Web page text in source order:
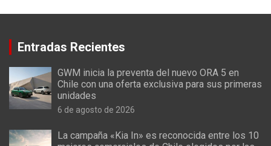
Entradas Recientes
GWM inicia la preventa del nuevo ORA 5 en
Chile con una oferta exclusiva para sus primeras
unidades
6 de agosto de 2026
La campaña «Kia In» es reconocida entre los 10